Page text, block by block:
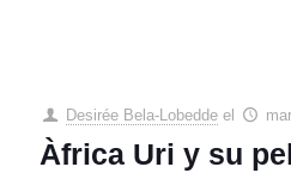
Desirée Bela-Lobedde el
Àfrica Uri y su